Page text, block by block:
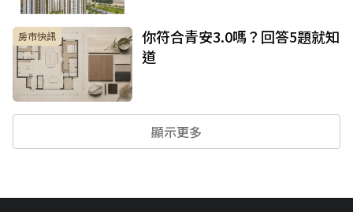
房市快訊
你符合青安3.0嗎？回答5題就知
道
顯示更多